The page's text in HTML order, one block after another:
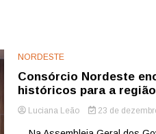
NORDESTE
Consórcio Nordeste
históricos para a região
Luciana Leão 23 de